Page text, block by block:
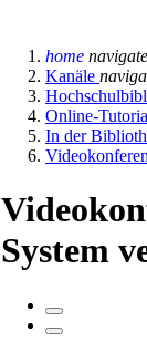
home
Kanäle
Online-
In der
System